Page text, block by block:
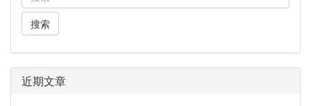
搜索
近期文章